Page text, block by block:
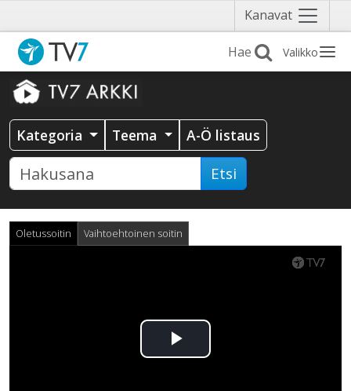
Kanavat Näytä
valikko
Valikko
Kategoria Teema A-Ö listaus
Etsi
Oletussoitin Vaihtoehtoinen soitin
Toista